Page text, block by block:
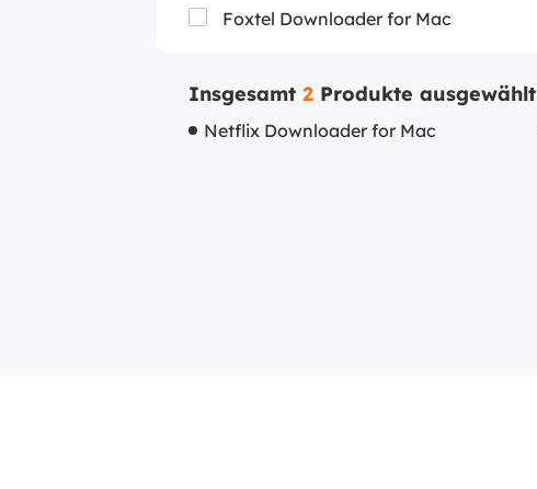
Foxtel Downloader for Mac
Insgesamt 2 Produkte ausgewählt
Netflix Downloader for Mac